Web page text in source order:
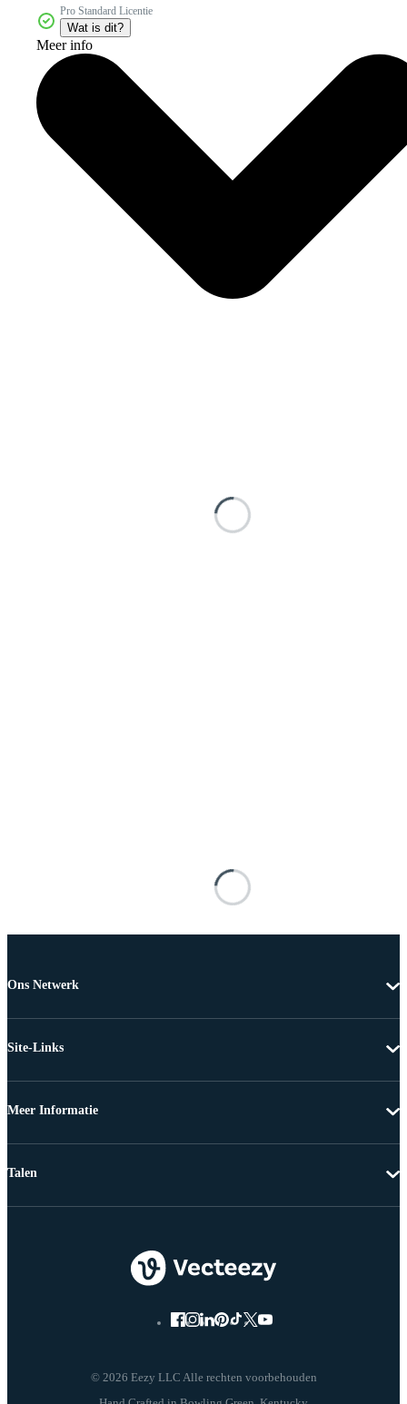
Pro Standard Licentie
Wat is dit?
Meer info
Ons Netwerk
Site-Links
Meer Informatie
© 2026 Eezy LLC Alle rechten voorbehouden
Talen